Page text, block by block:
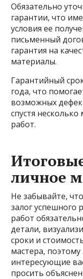
Обязательно
гарантии, что
условия ее
письменный
гарантия на
материалы.
Гарантийный
года, что
возможных
спустя
работ.
личное
Не забывайте,
залог успешного
работ
детали,
сроки и
мастера,
интересующие
просить